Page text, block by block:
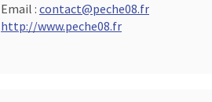
Email : contact@peche08.fr
http://www.peche08.fr